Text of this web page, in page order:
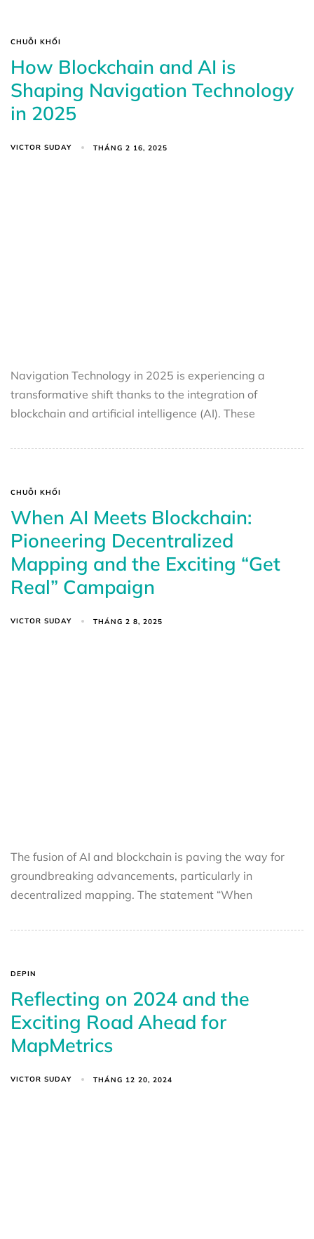
CHUỖI KHỐI
How Blockchain and AI is
Shaping Navigation Technology
in 2025
VICTOR SUDAY THÁNG 2 16, 2025
Navigation Technology in 2025 is experiencing a
transformative shift thanks to the integration of
blockchain and artificial intelligence (AI). These
CHUỖI KHỐI
When AI Meets Blockchain:
Pioneering Decentralized
Mapping and the Exciting “Get
Real” Campaign
VICTOR SUDAY THÁNG 2 8, 2025
The fusion of AI and blockchain is paving the way for
groundbreaking advancements, particularly in
decentralized mapping. The statement “When
DEPIN
Reflecting on 2024 and the
Exciting Road Ahead for
MapMetrics
VICTOR SUDAY THÁNG 12 20, 2024